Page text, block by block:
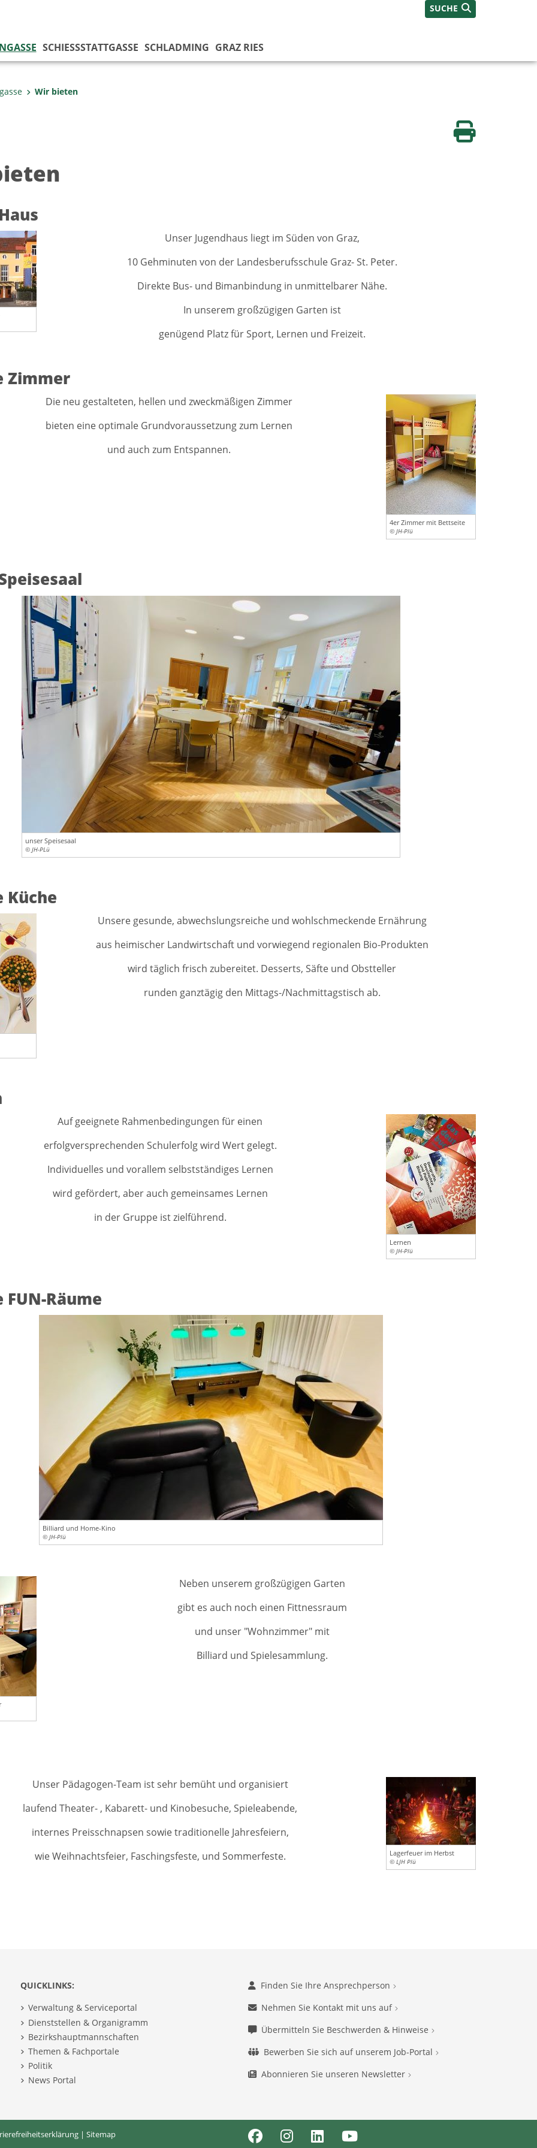
SUCHE
SCHIESSSTATTGASSE SCHLADMING GRAZ RIES
Wir bieten
Seite drucken
Unser Jugendhaus liegt im Süden von Graz,
10 Gehminuten von der Landesberufsschule Graz- St. Peter.
Direkte Bus- und Bimanbindung in unmittelbarer Nähe.
In unserem großzügigen Garten ist
genügend Platz für Sport, Lernen und Freizeit.
Zimmer
4er Zimmer mit Bettseite
© JH-Plü
Die neu gestalteten, hellen und zweckmäßigen Zimmer
bieten eine optimale Grundvoraussetzung zum Lernen
und auch zum Entspannen.
unser Speisesaal
© JH-PLü
Küche
Unsere gesunde, abwechslungsreiche und wohlschmeckende Ernährung
aus heimischer Landwirtschaft und vorwiegend regionalen Bio-Produkten
wird täglich frisch zubereitet. Desserts, Säfte und Obstteller
runden ganztägig den Mittags-/Nachmittagstisch ab.
Lernen
© JH-Plü
Auf geeignete Rahmenbedingungen für einen
erfolgversprechenden Schulerfolg wird Wert gelegt.
Individuelles und vorallem selbstständiges Lernen
wird gefördert, aber auch gemeinsames Lernen
in der Gruppe ist zielführend.
FUN-Räume
Billiard und Home-Kino
© JH-Plü
Neben unserem großzügigen Garten
gibt es auch noch einen Fittnessraum
und unser "Wohnzimmer" mit
Billiard und Spielesammlung.
Lagerfeuer im Herbst
© LJH Plü
Unser Pädagogen-Team ist sehr bemüht und organisiert
laufend Theater- , Kabarett- und Kinobesuche, Spieleabende,
internes Preisschnapsen sowie traditionelle Jahresfeiern,
wie Weihnachtsfeier, Faschingsfeste, und Sommerfeste.
QUICKLINKS:
Verwaltung & Serviceportal
Dienststellen & Organigramm
Bezirkshauptmannschaften
Themen & Fachportale
Politik
News Portal
Finden Sie Ihre Ansprechperson
Nehmen Sie Kontakt mit uns auf
Übermitteln Sie Beschwerden & Hinweise
Bewerben Sie sich auf unserem Job-Portal
Abonnieren Sie unseren Newsletter
| Sitemap FacebookInstagramLinkedInYoutube